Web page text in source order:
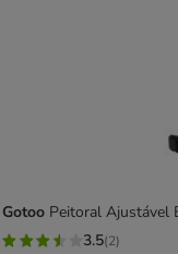
Gotoo Peitoral Ajustável
3.5(2)